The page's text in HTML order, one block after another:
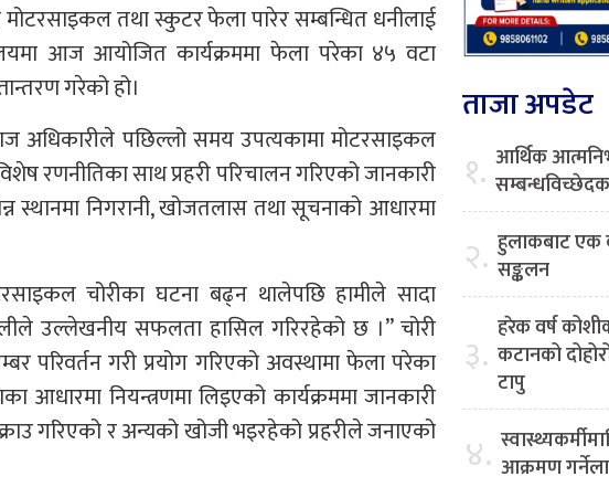
मोटरसाइकल तथा स्कुटर फेला पारेर सम्बन्धित धनीलाई
आज आयोजित कार्यक्रममा फेला परेका ४५ वटा
गरेको हो।
अधिकारीले पछिल्लो समय उपत्यकामा मोटरसाइकल
रणनीतिका साथ प्रहरी परिचालन गरिएको जानकारी
स्थानमा निगरानी, खोजतलास तथा सूचनाको आधारमा
चोरीका घटना बढ्न थालेपछि हामीले सादा
उल्लेखनीय सफलता हासिल गरिरहेको छ ।” चोरी
परिवर्तन गरी प्रयोग गरिएको अवस्थामा फेला परेका
आधारमा नियन्त्रणमा लिइएको कार्यक्रममा जानकारी
गरिएको र अन्यको खोजी भइरहेको प्रहरीले जनाएको
ताजा अपडेट
१. आर्थिक
२. हुलाकबाट एक
सङ्कलन
३. हरेक वर्ष
कटानको
टापु
४. आक्रमण